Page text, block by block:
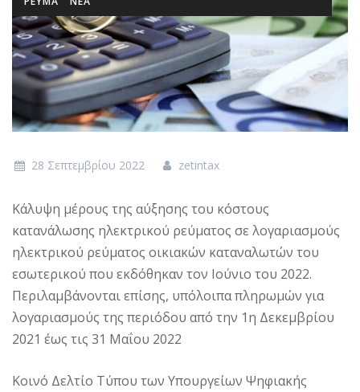
28 Σεπτεμβρίου 2022 zetintax
Κάλυψη μέρους της αύξησης του κόστους
κατανάλωσης ηλεκτρικού ρεύματος σε λογαριασμούς
ηλεκτρικού ρεύματος οικιακών καταναλωτών του
εσωτερικού που εκδόθηκαν τον Ιούνιο του 2022.
Περιλαμβάνονται επίσης, υπόλοιπα πληρωμών για
λογαριασμούς της περιόδου από την 1η Δεκεμβρίου
2021 έως τις 31 Μαΐου 2022
Κοινό Δελτίο Τύπου των Υπουργείων Ψηφιακής